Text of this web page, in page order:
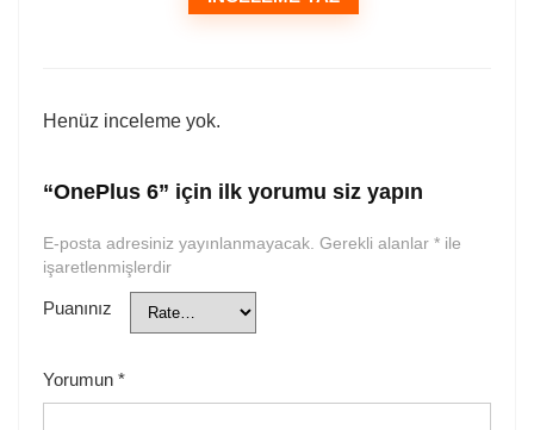
Henüz inceleme yok.
“OnePlus 6” için ilk yorumu siz yapın
E-posta adresiniz yayınlanmayacak. Gerekli alanlar * ile
işaretlenmişlerdir
Puanınız
Yorumun *